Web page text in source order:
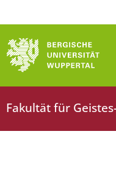
Fakultät für